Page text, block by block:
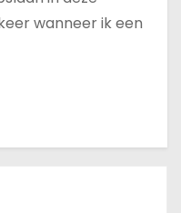
wanneer ik een